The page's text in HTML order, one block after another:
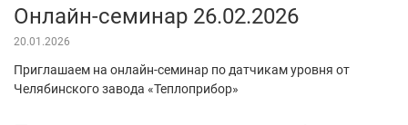
Онлайн-семинар 26.02.2026
20.01.2026
Приглашаем на онлайн-семинар по датчикам уровня от
Челябинского завода «Теплоприбор»